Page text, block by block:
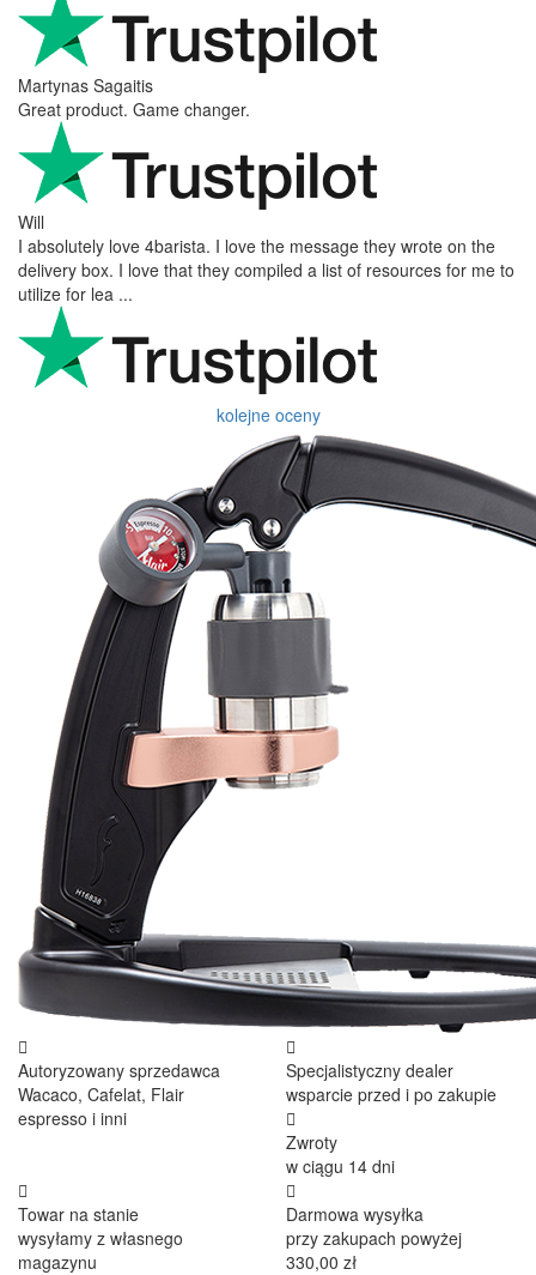
Martynas Sagaitis
Great product. Game changer.
Will
I absolutely love 4barista. I love the message they wrote on the
delivery box. I love that they compiled a list of resources for me to
utilize for lea ...
kolejne oceny
Autoryzowany sprzedawca
Wacaco, Cafelat, Flair
espresso i inni
Specjalistyczny dealer
wsparcie przed i po zakupie
Zwroty
w ciągu 14 dni
Towar na stanie
wysyłamy z własnego
magazynu
Darmowa wysyłka
przy zakupach powyżej
330,00 zł